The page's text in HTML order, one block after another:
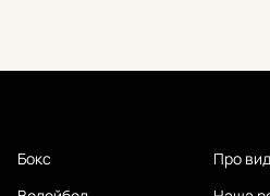
Бокс
Про